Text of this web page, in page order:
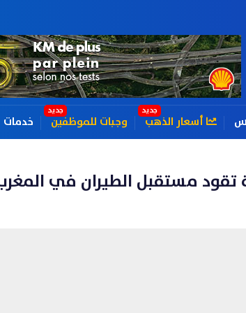
أسعار الذهب وجبات للموظفين خدمات
تقود مستقبل الطيران في